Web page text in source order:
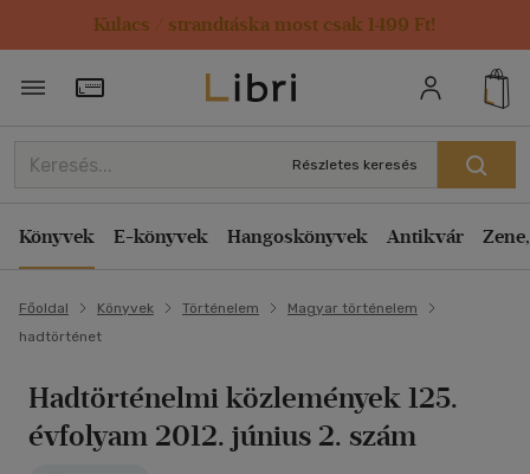
Kulacs / strandtáska most csak 1499 Ft!
Törzsvásárlói Kártya adatai
Részletes keresés
Könyvek E-könyvek Hangoskönyvek Antikvár
Főoldal Könyvek Történelem
Magyar történelem
hadtörténet
Hadtörténelmi közlemények 125.
évfolyam 2012. június 2. szám